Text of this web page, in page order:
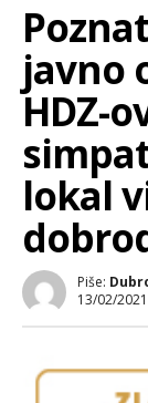
javno
HDZ-
lokal
Piše:
13/02/2021